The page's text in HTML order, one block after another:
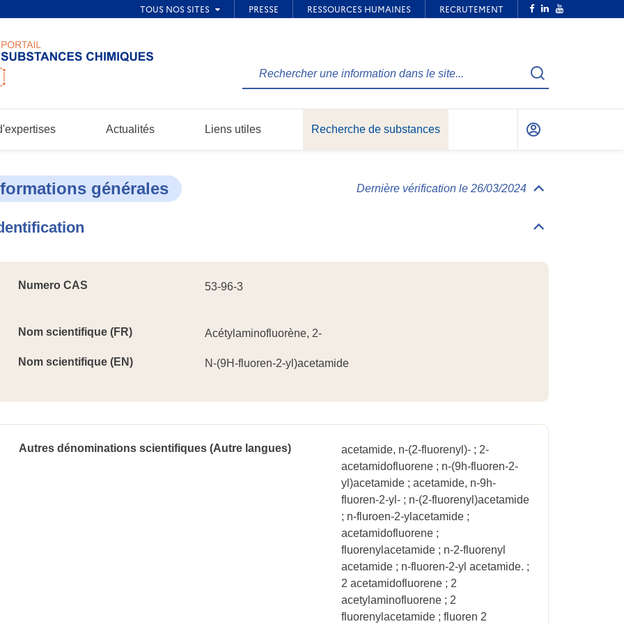
Rechercher
le
Recherche
Actualités Liens utiles Recherche de substances
Mon
générales Dernière vérification le 26/03/2024
Déplier/replier
Déplier/replier
Numero CAS 53-96-3
Nom scientifique (FR) Acétylaminofluorène, 2-
Nom scientifique (EN) N-(9H-fluoren-2-yl)acetamide
Autres dénominations scientifiques (Autre langues)
acetamide, n-(2-fluorenyl)- ; 2-
acetamidofluorene ; n-(9h-fluoren-2-
yl)acetamide ; acetamide, n-9h-
fluoren-2-yl- ; n-(2-fluorenyl)acetamide
; n-fluroen-2-ylacetamide ;
acetamidofluorene ;
fluorenylacetamide ; n-2-fluorenyl
acetamide ; n-fluoren-2-yl acetamide. ;
2 acetamidofluorene ; 2
acetylaminofluorene ; 2
fluorenylacetamide ; fluoren 2